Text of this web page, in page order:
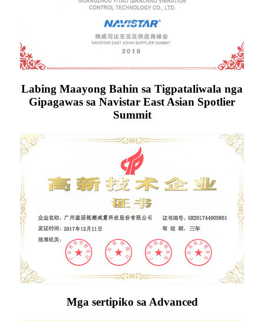
Labing Maayong Bahin sa Tigpataliwala nga
Gipagawas sa Navistar East Asian Spotlier
Summit
Mga sertipiko sa Advanced